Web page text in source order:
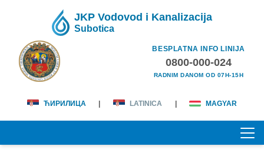
JKP Vodovod i Kanalizacija
Subotica
BESPLATNA INFO LINIJA
0800-000-024
RADNIM DANOM OD 07H-15H
ЋИРИЛИЦА LATINICA MAGYAR